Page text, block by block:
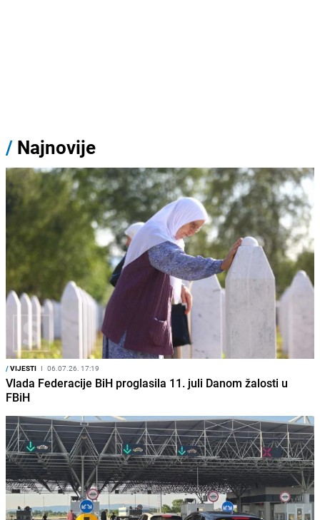
/ Najnovije
/VIJESTI I 06.07.26. 17:19
Vlada Federacije BiH proglasila 11. juli Danom žalosti u
FBiH